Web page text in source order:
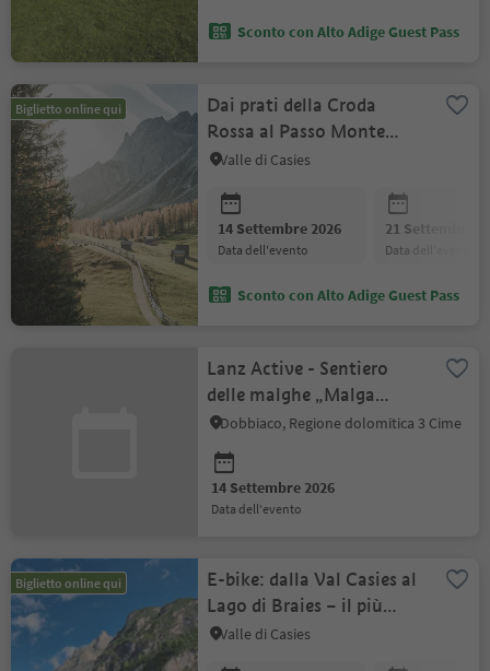
Sconto con Alto Adige Guest Pass
Biglietto online qui
Dai prati della Croda
Rossa al Passo Monte
Croce nelle Dolomiti di
Valle di Casies
14 Settembre 2026
data dell'evento
21 Settembre
data dell'evento
Sconto con Alto Adige Guest Pass
Lanz Active - Sentiero
delle malghe „Malga
Nemes“
Dobbiaco, Regione dolomitica 3 Cime
14 Settembre 2026
data dell'evento
Biglietto online qui
E-bike: dalla Val Casies al
Lago di Braies – il più
famoso delle Dolomiti
Valle di Casies